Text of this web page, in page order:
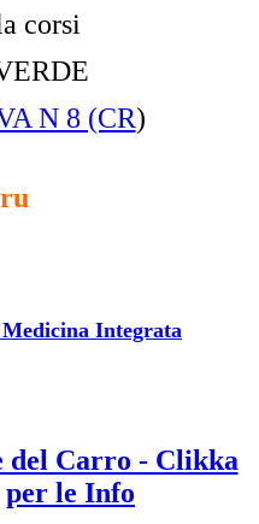
corsi
N 8 (CR)
Medicina Integrata
del Carro - Clikka
per le Info